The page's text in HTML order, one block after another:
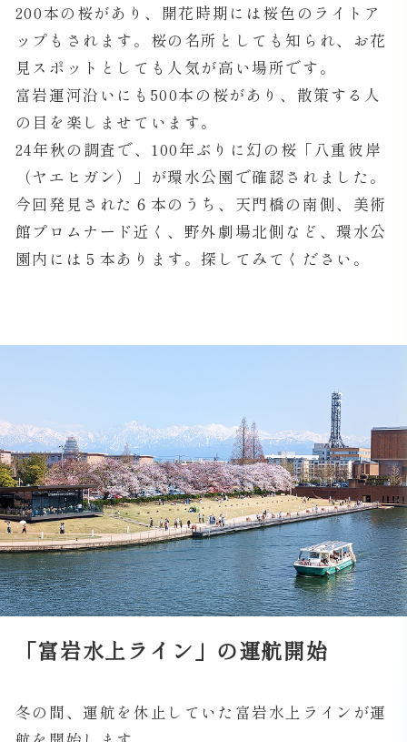
200本の桜があり、開花時期には桜色のライトア
ップもされます。桜の名所としても知られ、お花
見スポットとしても人気が高い場所です。
富岩運河沿いにも500本の桜があり、散策する人
の目を楽しませています。
24年秋の調査で、100年ぶりに幻の桜「八重彼岸
（ヤエヒガン）」が環水公園で確認されました。
今回発見された６本のうち、天門橋の南側、美術
館プロムナード近く、野外劇場北側など、環水公
園内には５本あります。探してみてください。
「富岩水上ライン」の運航開始
冬の間、運航を休止していた富岩水上ラインが運